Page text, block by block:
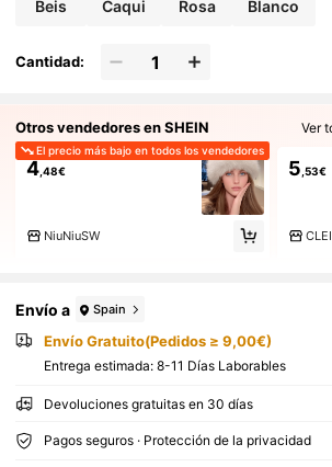
Beis Caqui Rosa Blanco
Cantidad:
Otros vendedores en SHEIN
El precio más bajo en todos los vendedores
4,48€
NiuNiuSW
5 ,53€
CLEI
Envío a Spain
Envío Gratuito(Pedidos ≥ 9,00€)
Entrega estimada: 8-11 Días Laborables
Devoluciones gratuitas en 30 días
Pagos seguros · Protección de la privacidad